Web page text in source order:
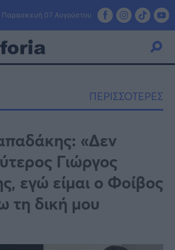
Παρασκευή 07 Αυγούστου
ΠΕΡΙΣΣΟΤΕΡΕΣ
«Δεν
Γιώργος
εγώ είμαι ο Φοίβος
τη δική μου